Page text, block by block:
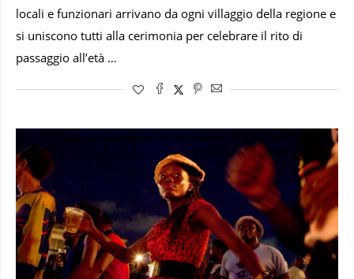
locali e funzionari arrivano da ogni villaggio della regione e
si uniscono tutti alla cerimonia per celebrare il rito di
passaggio all’età …